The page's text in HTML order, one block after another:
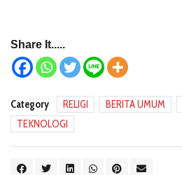
Share It.....
Category RELIGI BERITA UMUM
TEKNOLOGI